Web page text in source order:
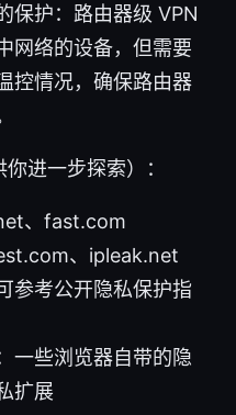
保护：路由器级 VPN
网络的设备，但需要
控情况，确保路由器
进一步探索）：
、fast.com
、ipleak.net
参考公开隐私保护指
一些浏览器自带的隐
扩展